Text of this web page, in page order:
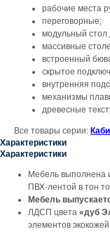
рабочие места
переговорные;
модульный стол
массивные
встроенный
скрытое
внутренняя
механизмы
древесные
Все товары серии:
Характеристики
Характеристики
Мебель выполнена
ПВХ-лентой в тон
Мебель
ЛДСП цвета «дуб
элементов